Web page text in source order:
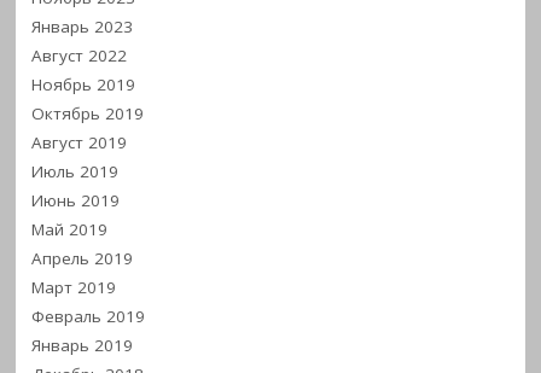
Январь 2023
Август 2022
Ноябрь 2019
Октябрь 2019
Август 2019
Июль 2019
Июнь 2019
Май 2019
Апрель 2019
Март 2019
Февраль 2019
Январь 2019